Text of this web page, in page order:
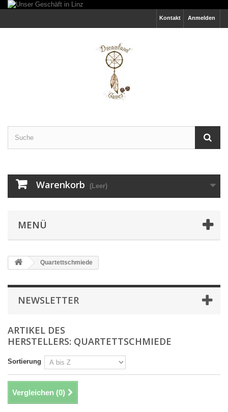
Anmelden
Kontakt
Warenkorb (Leer)
MENÜ
Quartettschmiede
NEWSLETTER
ARTIKEL DES
HERSTELLERS: QUARTETTSCHMIEDE
Sortierung
Vergleichen (0)